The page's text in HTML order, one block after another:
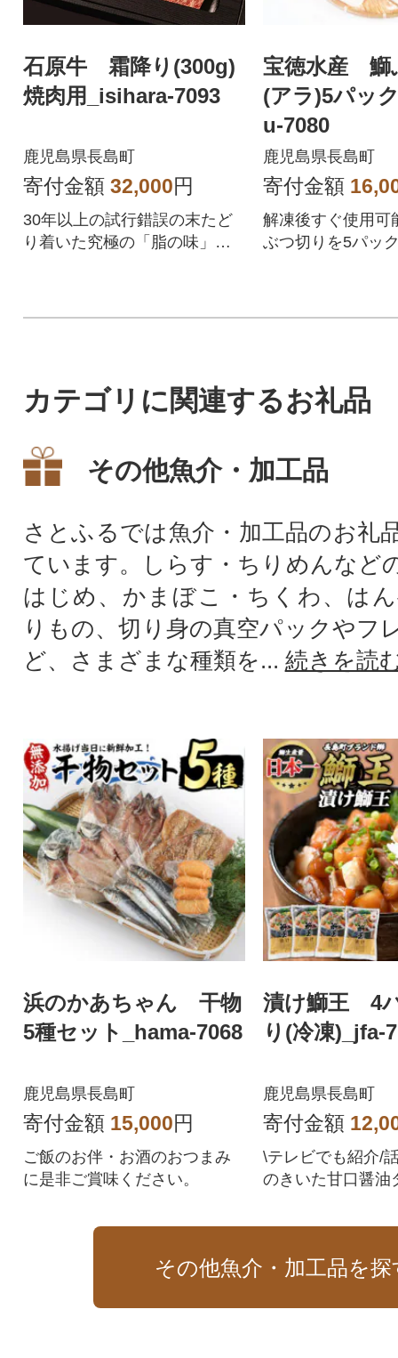
石原牛 霜降り(300g)
焼肉用_isihara-7093
鹿児島県長島町
寄付金額 32,000円
30年以上の試行錯誤の末たど
り着いた究極の「脂の味」
宝徳水産 鰤
(アラ)5パッ
u-7080
鹿児島県長島町
寄付金額
解凍後すぐ使用可
ぶつ切りを5パッ
カテゴリに関連するお礼品
その他魚介・加工品
さとふるでは魚介・加工品のお礼
ています。しらす・ちりめんなど
はじめ、かまぼこ・ちくわ、は
りもの、切り身の真空パックやフ
ど、さまざまな種類を... 続きを読
浜のかあちゃん 干物
5種セット_hama-7068
鹿児島県長島町
寄付金額 15,000円
ご飯のお伴・お酒のおつまみ
に是非ご賞味ください。
漬け鰤王 4
り(冷凍)_jfa-
鹿児島県長島町
寄付金額
\テレビでも紹介/
のきいた甘口醤油
その他魚介・加工品を探